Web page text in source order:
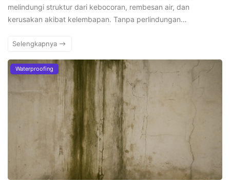
melindungi struktur dari kebocoran, rembesan air, dan
kerusakan akibat kelembapan. Tanpa perlindungan…
Selengkapnya
Waterproofing